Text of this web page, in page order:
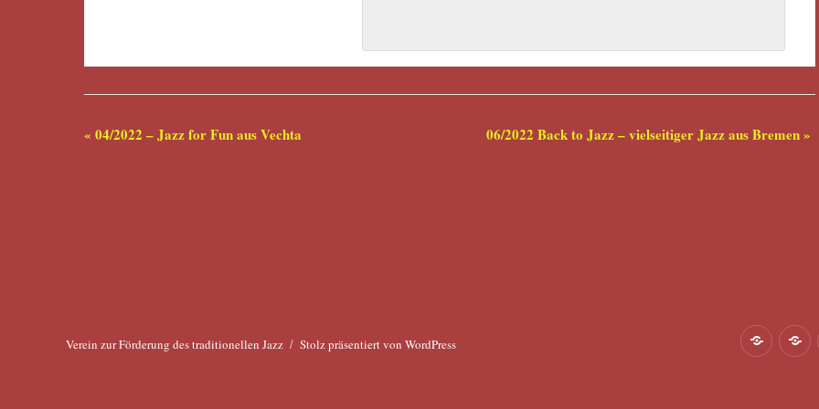
« 04/2022 – Jazz for Fun aus Vechta 06/2022 Back to Jazz – vielseitiger Jazz aus Bremen»
Über
Verein zur Förderung des traditionellen Jazz Stolz präsentiert von WordPress